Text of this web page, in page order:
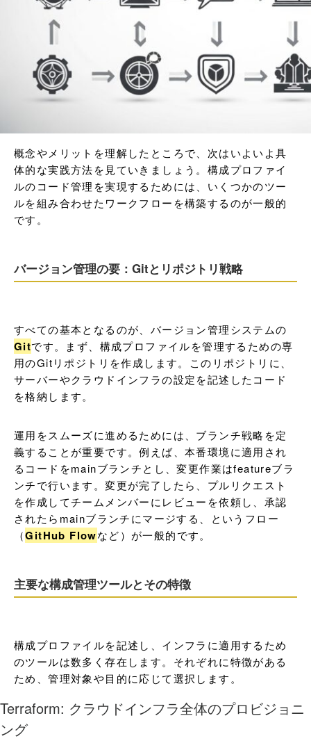
概念やメリットを理解したところで、次はいよいよ具
体的な実践方法を見ていきましょう。構成プロファイ
ルのコード管理を実現するためには、いくつかのツー
ルを組み合わせたワークフローを構築するのが一般的
です。
バージョン管理の要：Gitとリポジトリ戦略
すべての基本となるのが、バージョン管理システムの
Gitです。まず、構成プロファイルを管理するための専
用のGitリポジトリを作成します。このリポジトリに、
サーバーやクラウドインフラの設定を記述したコード
を格納します。
運用をスムーズに進めるためには、ブランチ戦略を定
義することが重要です。例えば、本番環境に適用され
るコードをmainブランチとし、変更作業はfeatureブラ
ンチで行います。変更が完了したら、プルリクエスト
を作成してチームメンバーにレビューを依頼し、承認
されたらmainブランチにマージする、というフロー
（GitHub Flowなど）が一般的です。
主要な構成管理ツールとその特徴
構成プロファイルを記述し、インフラに適用するため
のツールは数多く存在します。それぞれに特徴がある
ため、管理対象や目的に応じて選択します。
Terraform: クラウドインフラ全体のプロビジョニ
ング